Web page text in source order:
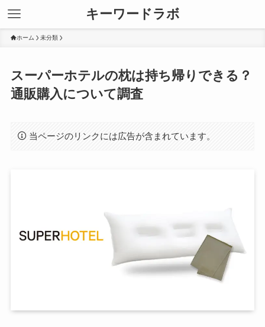
キーワードラボ
ホーム 未分類
スーパーホテルの枕は持ち帰りできる？
通販購入について調査
当ページのリンクには広告が含まれています。